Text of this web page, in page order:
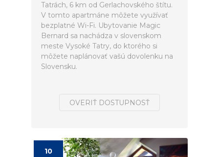
Tatrách, 6 km od Gerlachovského štítu.
V tomto apartmáne môžete využívať
bezplatné Wi-Fi. Ubytovanie Magic
Bernard sa nachádza v slovenskom
meste Vysoké Tatry, do ktorého si
môžete naplánovať vašú dovolenku na
Slovensku.
OVERIŤ DOSTUPNOSŤ
10